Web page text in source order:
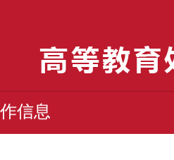
信息